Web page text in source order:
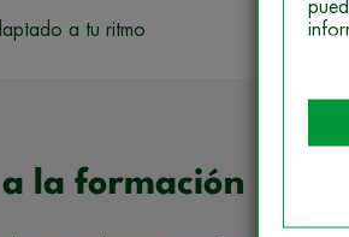
a tu ritmo
la formación